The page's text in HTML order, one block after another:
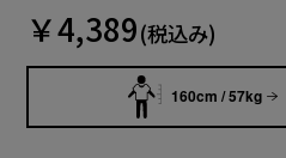
￥4,389(税込み)
160cm / 57kg